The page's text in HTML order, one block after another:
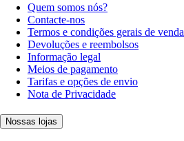
Quem somos nós?
Contacte-nos
Termos e condições gerais de venda
Devoluções e reembolsos
Informação legal
Meios de pagamento
Tarifas e opções de envio
Nota de Privacidade
Nossas lojas